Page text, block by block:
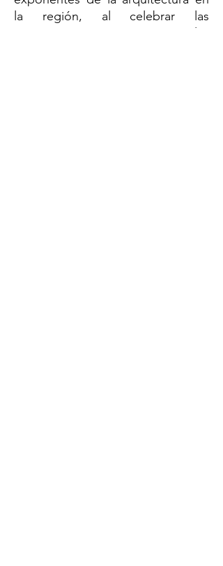
la región, al celebrar las
propuestas que, como las